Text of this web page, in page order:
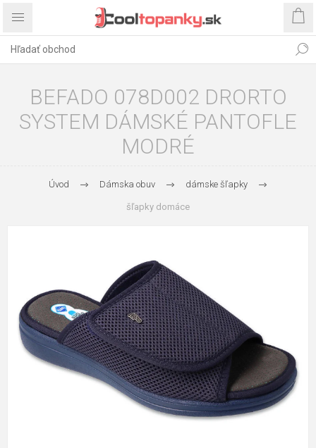
BEFADO 078D002 DRORTO
SYSTEM DÁMSKÉ PANTOFLE
MODRÉ
Úvod Dámska obuv dámske šľapky
šľapky domáce